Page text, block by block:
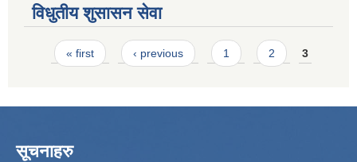
विधुतीय शुसासन सेवा
Pages
« first ‹ previous 1 2 3
सूचनाहरु